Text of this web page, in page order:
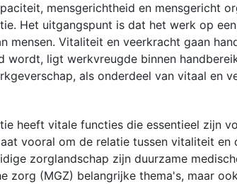
mensgerichtheid en mensgericht
Het uitgangspunt is dat het werk op
mensen. Vitaliteit en veerkracht gaan
wordt, ligt werkvreugde binnen
als onderdeel van vitaal en
heeft vitale functies die essentieel zijn
vooral om de relatie tussen vitaliteit en
zorglandschap zijn duurzame
zorg (MGZ) belangrijke thema's, maar